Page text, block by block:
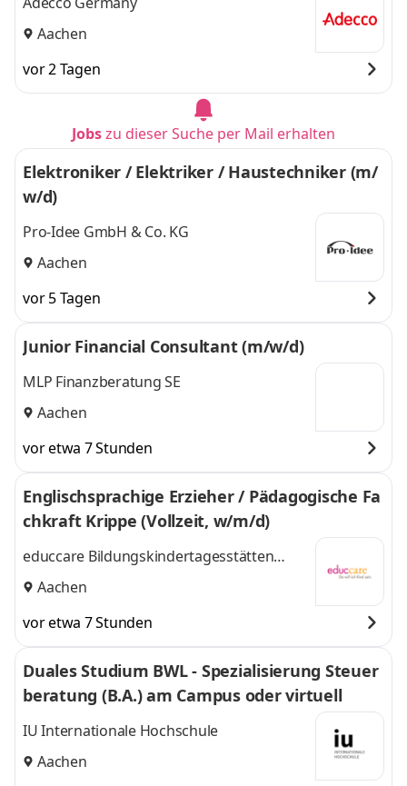
Aachen
vor 2 Tagen
Jobszu dieser Suche per Mail erhalten
Elektroniker / Elektriker / Haustechniker (m/
w/d)
Pro-Idee GmbH & Co. KG
Aachen
vor 5 Tagen
Junior Financial Consultant (m/w/d)
MLP Finanzberatung SE
Aachen
vor etwa 7 Stunden
Englischsprachige Erzieher / Pädagogische Fa
chkraft Krippe (Vollzeit, w/m/d)
educcare Bildungskindertagesstätten
gGmbH
Aachen
vor etwa 7 Stunden
Duales Studium BWL - Spezialisierung Steuer
beratung (B.A.) am Campus oder virtuell
IU Internationale Hochschule
Aachen